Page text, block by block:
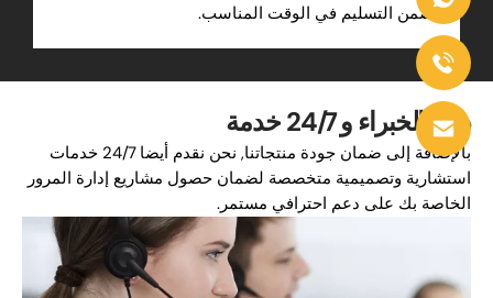
تضمن التسليم في الوقت المناسب.
دعم الخبراء و 24/7 خدمة
بالإضافة إلى ضمان جودة منتجاتنا, نحن نقدم أيضا 24/7 خدمات
استشارية وتصميمية متخصصة لضمان حصول مشاريع إدارة المرور
الخاصة بك على دعم احترافي مستمر.